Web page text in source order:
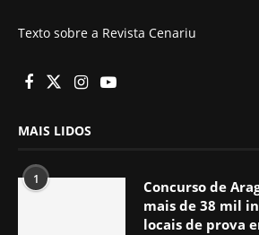
Texto sobre a Revista Cenariu
MAIS LIDOS
1
Concurso de
mais de 38 mil
locais de prova